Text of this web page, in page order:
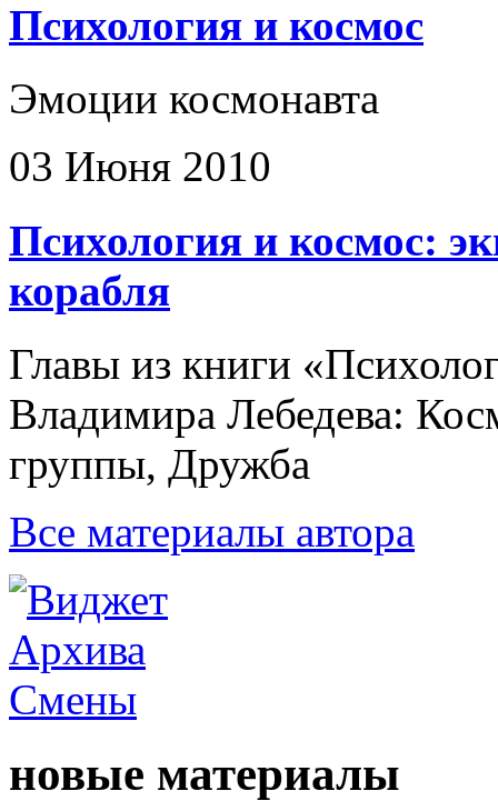
Психология и космос
Эмоции космонавта
03 Июня 2010
Психология и космос:
корабля
Главы из книги
Владимира Лебедева:
группы, Дружба
Все материалы автора
новые материалы